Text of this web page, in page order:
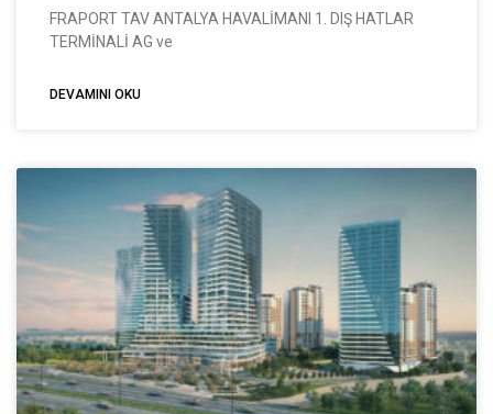
FRAPORT TAV ANTALYA HAVALİMANI 1. DIŞ HATLAR
TERMİNALİ AG ve
DEVAMINI OKU